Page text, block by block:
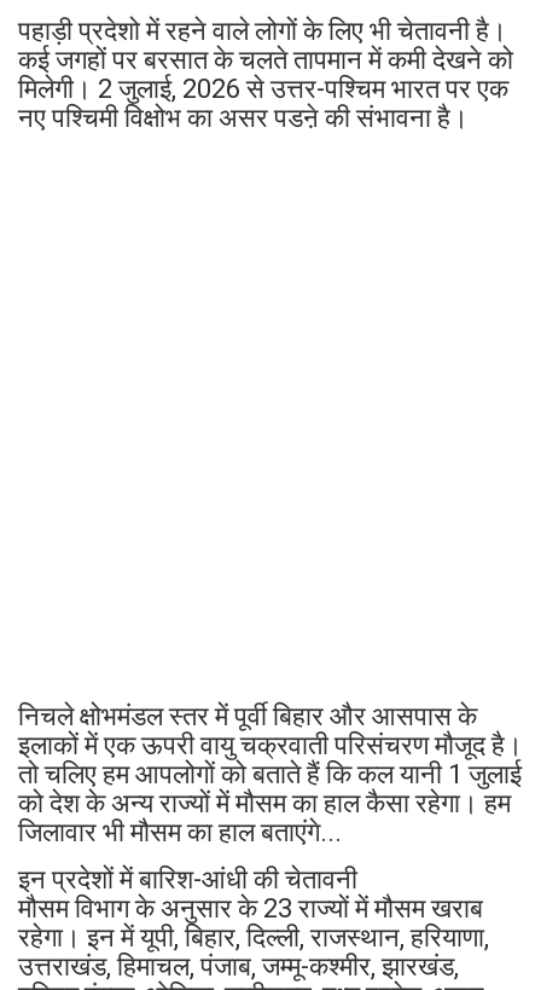
पहाड़ी प्रदेशो में रहने वाले लोगों के लिए भी चेतावनी है।
कई जगहों पर बरसात के चलते तापमान में कमी देखने को
मिलेगी। 2 जुलाई, 2026 से उत्तर-पश्चिम भारत पर एक
नए पश्चिमी विक्षोभ का असर पडऩे की संभावना है।
निचले क्षोभमंडल स्तर में पूर्वी बिहार और आसपास के
इलाकों में एक ऊपरी वायु चक्रवाती परिसंचरण मौजूद है।
तो चलिए हम आपलोगों को बताते हैं कि कल यानी 1 जुलाई
को देश के अन्य राज्यों में मौसम का हाल कैसा रहेगा। हम
जिलावार भी मौसम का हाल बताएंगे...
इन प्रदेशों में बारिश-आंधी की चेतावनी
मौसम विभाग के अनुसार के 23 राज्यों में मौसम खराब
रहेगा। इन में यूपी, बिहार, दिल्ली, राजस्थान, हरियाणा,
उत्तराखंड, हिमाचल, पंजाब, जम्मू-कश्मीर, झारखंड,